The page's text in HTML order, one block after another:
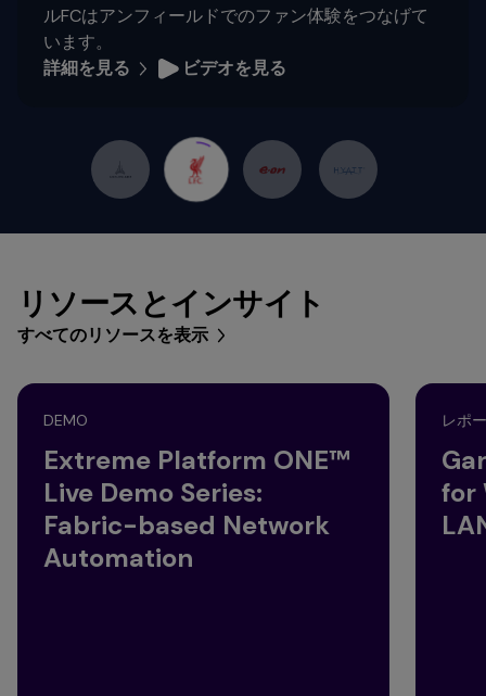
ルFCはアンフィールドでのファン体験をつなげて
います。
詳細を見る
ビデオを見る
リソースとインサイト
すべてのリソースを表示
DEMO
Extreme Platform ONE™
Live Demo Series:
Fabric-based Network
Automation
レポ
for